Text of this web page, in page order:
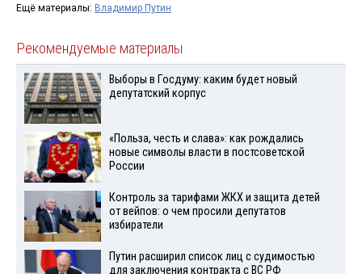
Ещё материалы: Владимир Путин
Рекомендуемые материалы
Выборы в Госдуму: каким будет новый
депутатский корпус
«Польза, честь и слава»: как рождались
новые символы власти в постсоветской
России
Контроль за тарифами ЖКХ и защита детей
от вейпов: о чем просили депутатов
избиратели
Путин расширил список лиц с судимостью
для заключения контракта с ВС РФ